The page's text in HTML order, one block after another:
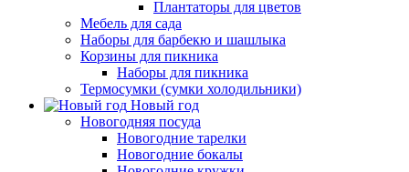
Плантаторы для цветов
Мебель для сада
Наборы для барбекю и шашлыка
Корзины для пикника
Наборы для пикника
Термосумки (сумки холодильники)
Новый год
Новогодняя посуда
Новогодние тарелки
Новогодние бокалы